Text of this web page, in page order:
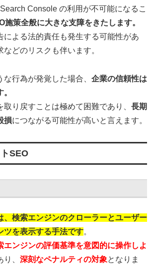
Console の利用が不可能になるこ
施策全般に大きな支障をきたします。
による法的責任も発生する可能性があ
などのリスクも伴います。
な行為が発覚した場合、 企業の信頼性は
り戻すことは極めて困難であり、 長期
損につながる可能性が高いと言えます。
SEO
、検索エンジンのクローラーとユーザー
ツを表示する手法です。
エンジンの評価基準を意図的に操作しよ
り、 深刻なペナルティの対象となりま